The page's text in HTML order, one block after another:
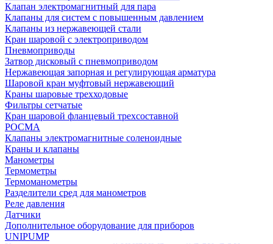
Клапан электромагнитный для пара
Клапаны для систем с повышенным давлением
Клапаны из нержавеющей стали
Кран шаровой с электроприводом
Пневмоприводы
Затвор дисковый с пневмоприводом
Нержавеющая запорная и регулирующая арматура
Шаровой кран муфтовый нержавеющий
Краны шаровые трехходовые
Фильтры сетчатые
Кран шаровой фланцевый трехсоставной
РОСМА
Клапаны электромагнитные соленоидные
Краны и клапаны
Манометры
Термометры
Термоманометры
Разделители сред для манометров
Реле давления
Датчики
Дополнительное оборудование для приборов
UNIPUMP